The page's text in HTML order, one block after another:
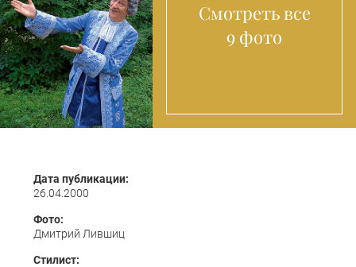
Смотреть все
9 фото
Дата публикации:
26.04.2000
Фото:
Дмитрий Лившиц
Стилист: